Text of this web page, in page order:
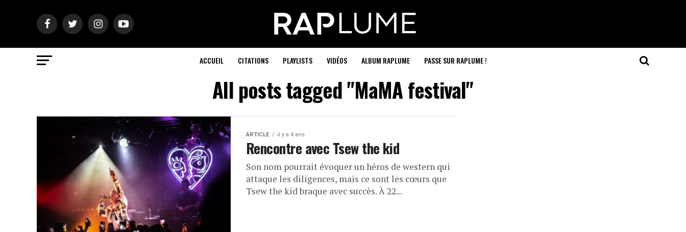
ACCUEIL CITATIONS PLAYLISTS VIDÉOS ALBUM RAPLUME PASSE SUR RAPLUME !
All posts tagged "MaMA festival"
ARTICLE il y a 4 ans
Rencontre avec Tsew the kid
Son nom pourrait évoquer un héros de western qui
attaque les diligences, mais ce sont les cœurs que
Tsew the kid braque avec succès. À 22...